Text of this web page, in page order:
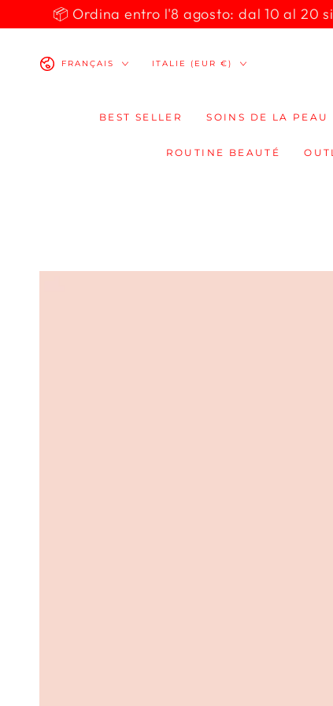
IGNORER LE
CONTENU📦 Ordina entro l'8 agosto: dal 10 al 20
LangueFRANÇAIS Pays/région
ITALIE (EUR €)
BEST SELLER SOINS DE LA PEAU
ROUTINE BEAUTÉ
IGNORER LES